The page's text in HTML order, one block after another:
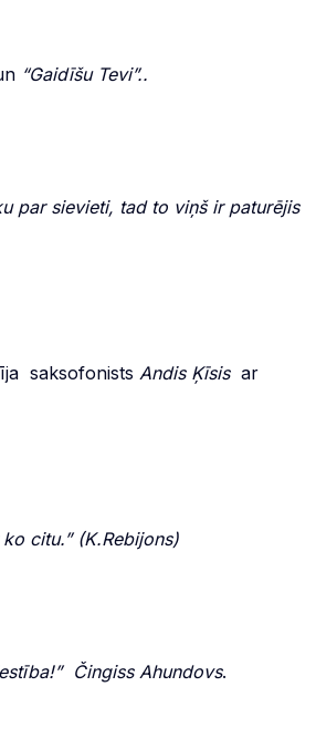
“Gaidīšu Tevi”..
par sievieti, tad to viņš ir paturējis
saksofonists Andis Ķīsisar
citu.” (K.Rebijons)
Čingiss Ahundovs.